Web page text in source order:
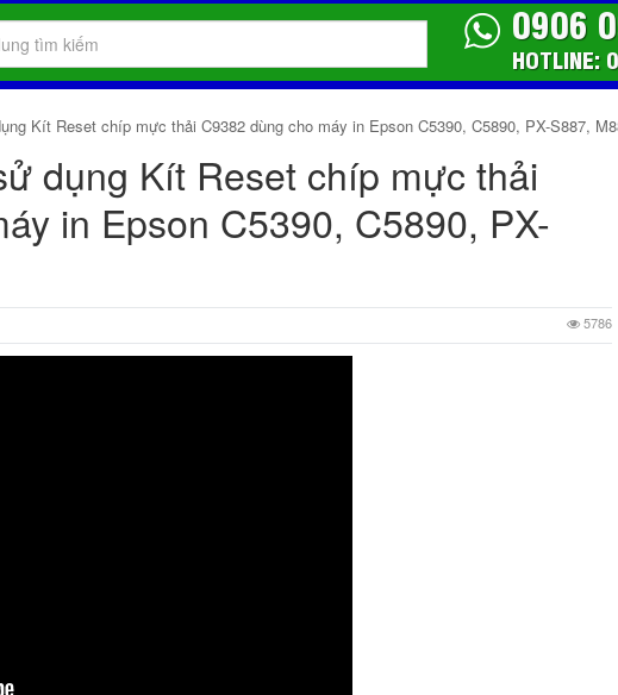
0906
HOTLINE:
Kít Reset chíp mực thải C9382 dùng cho máy in Epson C5390, C5890, PX-S887,
dụng Kít Reset chíp mực thải
in Epson C5390, C5890, PX-
5786